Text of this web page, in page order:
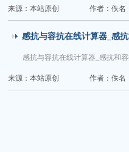
来源：本站原创 作者：佚名
感抗与容抗在线计算器_感
感抗与容抗在线计算器_感抗和
来源：本站原创 作者：佚名